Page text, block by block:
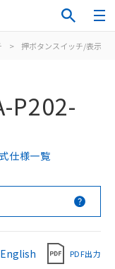
> 押ボタンスイッチ/表示灯
P202-
仕様一覧
English PDF出力